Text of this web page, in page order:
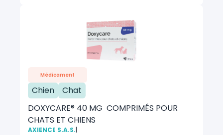
Médicament
Chien
Chat
DOXYCARE® 40 MG COMPRIMÉS POUR
CHATS ET CHIENS
AXIENCE S.A.S.|